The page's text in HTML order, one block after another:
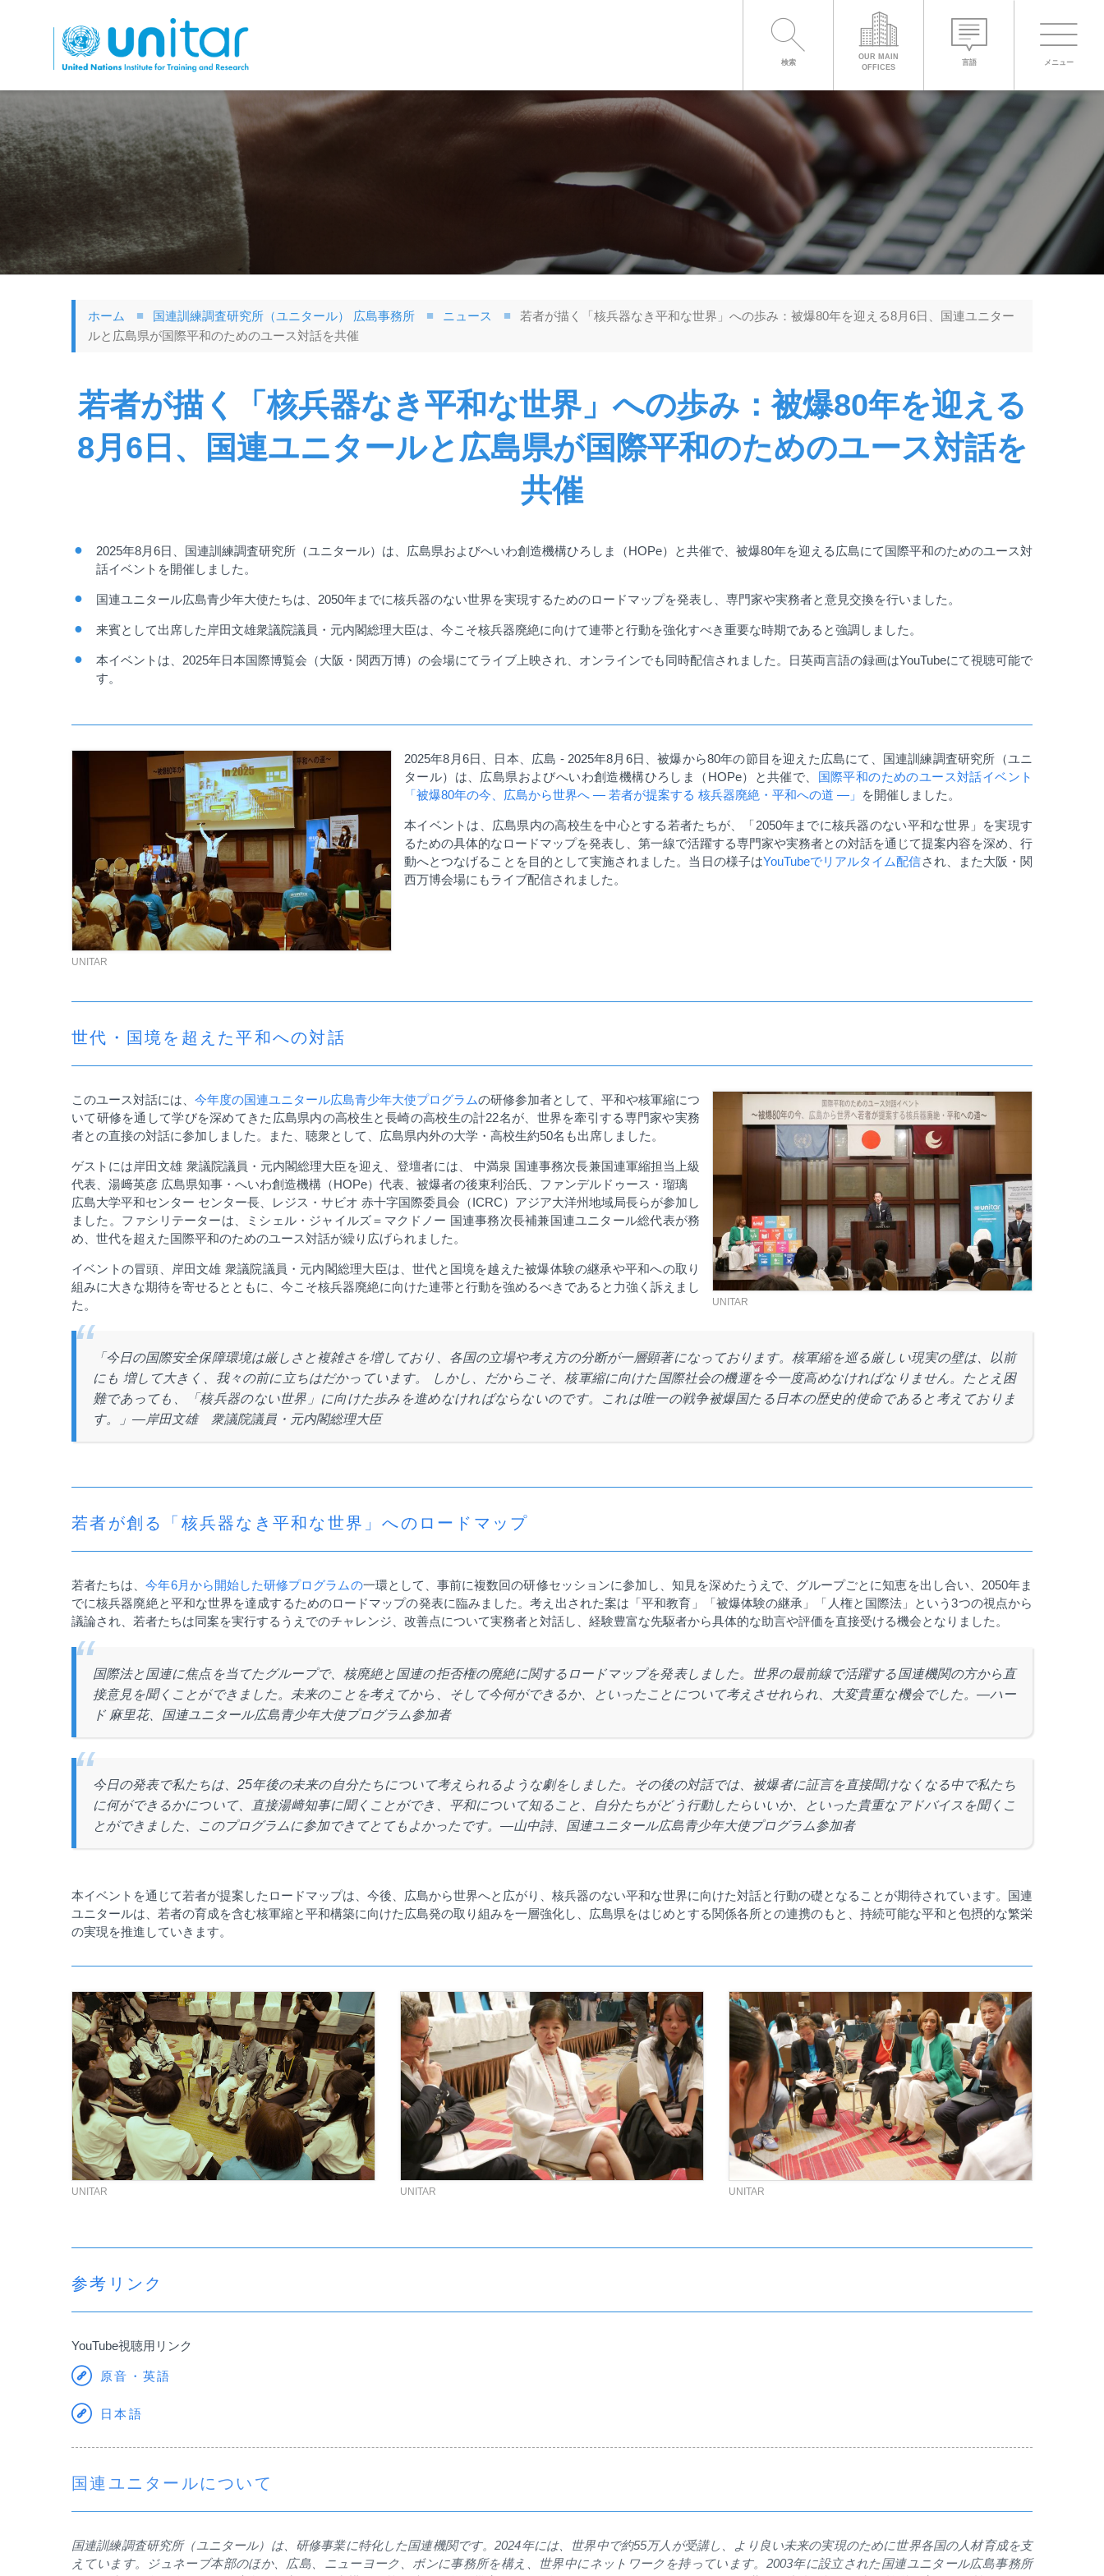
イ
ン
コ
ン
動
検索 言語
OUR MAIN
OFFICES
メニュー
日本語
OFFICE
BONN OFFICE
ホーム 国連訓練調査研究所（ユニタール） 広島事務所 ニュース
若者が描く「核兵器なき平和な世界」への歩み：被爆80年を迎える8月6日、国連ユニター
ルと広島県が国際平和のためのユース対話を共催
若者が描く「核兵器なき平和な世界」への歩み：被爆80年を迎える
8月6日、国連ユニタールと広島県が国際平和のためのユース対話を
共催
2025年8月6日、国連訓練調査研究所（ユニタール）は、広島県およびへいわ創造機構ひろしま（HOPe）と共催で、被爆80年を迎える広島にて国際平和のためのユース対
話イベントを開催しました。
国連ユニタール広島青少年大使たちは、 2050年までに核兵器のない世界を実現するためのロードマップを発表し、専門家や実務者と意見交換を行いました。
来賓として出席した岸田文雄衆議院議員・元内閣総理大臣は、今こそ核兵器廃絶に向けて連帯と行動を強化すべき重要な時期であると強調しました。
本イベントは、 2025年日本国際博覧会（大阪・関西万博）の会場にてライブ上映され、オンラインでも同時配信されました。日英両言語の録画はYouTubeにて視聴可能で
す。
UNITAR
2025年8月6日、日本、広島 - 2025年8月 6日、被爆から80年の節目を迎えた広島にて、国連訓練調査研究所（ユニ
タール）は、広島県およびへいわ創造機構ひろしま（ HOPe）と共催で、 国際平和のためのユース対話イベント
「被爆80年の今、広島から世界へ ― 若者が提案する 核兵器廃絶・平和への道 ― 」 を開催しました。
本イベントは、広島県内の高校生を中心とする若者たちが、「2050年までに核兵器のない平和な世界」を実現す
るための具体的なロードマップを発表し、第一線で活躍する専門家や実務者との対話を通じて提案内容を深め、行
動へとつなげることを目的として実施されました。当日の様子はYouTubeでリアルタイム配信され、また大阪・関
西万博会場にもライブ配信されました。
世代・国境を超えた平和への対話
UNITAR
このユース対話には、 今年度の国連ユニタール広島青少年大使プログラムの研修参加者として、平和や核軍縮につ
いて研修を通して学びを深めてきた広島県内の高校生と長崎の高校生の計22名が、世界を牽引する専門家や実務
者との直接の対話に参加しました。また、聴衆として、広島県内外の大学・高校生約50名も出席しました。
ゲストには岸田文雄 衆議院議員・元内閣総理大臣を迎え、登壇者には、 中満泉 国連事務次長兼国連軍縮担当上級
代表、湯﨑英彦 広島県知事・へいわ創造機構（HOPe）代表、被爆者の後東利治氏、ファンデルドゥース・瑠璃
広島大学平和センター センター長、レジス・サビオ 赤十字国際委員会（ICRC）アジア大洋州地域局長らが参加し
ました。ファシリテーターは、ミシェル・ジャイルズ＝マクドノー 国連事務次長補兼国連ユニタール総代表が務
め、世代を超えた国際平和のためのユース対話が繰り広げられました。
イベントの冒頭、岸田文雄 衆議院議員・元内閣総理大臣は、世代と国境を越えた被爆体験の継承や平和への取り
組みに大きな期待を寄せるとともに、今こそ核兵器廃絶に向けた連帯と行動を強めるべきであると力強く訴えまし
た。
「今日の国際安全保障環境は厳しさと複雑さを増しており、各国の立場や考え方の分断が一層顕著になっております。核軍縮を巡る厳しい現実の壁は、以前
にも 増して大きく、我々の前に立ちはだかっています。 しかし、だからこそ、核軍縮に向けた国際社会の機運を今一度高めなければなりません。たとえ困
難であっても、「核兵器のない世界」に向けた歩みを進めなければならないのです。これは唯一の戦争被爆国たる日本の歴史的使命であると考えておりま
す。」―岸田文雄 衆議院議員・元内閣総理大臣
若者が創る「核兵器なき平和な世界」へのロードマップ
若者たちは、今年6月から開始した研修プログラムの一環として、事前に複数回の研修セッションに参加し、知見を深めたうえで、グループごとに知恵を出し合い、 2050年ま
でに核兵器廃絶と平和な世界を達成するためのロードマップの発表に臨みました。考え出された案は「平和教育」「被爆体験の継承」「人権と国際法」という3つの視点から
議論され、若者たちは同案を実行するうえでのチャレンジ、改善点について実務者と対話し、経験豊富な先駆者から具体的な助言や評価を直接受ける機会となりました。
国際法と国連に焦点を当てたグループで、核廃絶と国連の拒否権の廃絶に関するロードマップを発表しました。世界の最前線で活躍する国連機関の方から直
接意見を聞くことができました。未来のことを考えてから、そして今何ができるか、といったことについて考えさせれられ、大変貴重な機会でした。 ―ハー
ド 麻里花、国連ユニタール広島青少年大使プログラム参加者
今日の発表で私たちは、25年後の未来の自分たちについて考えられるような劇をしました。その後の対話では、被爆者に証言を直接聞けなくなる中で私たち
に何ができるかについて、直接湯﨑知事に聞くことができ、平和について知ること、自分たちがどう行動したらいいか、といった貴重なアドバイスを聞くこ
とができました、このプログラムに参加できてとてもよかったです。 ―山中詩、 国連ユニタール広島青少年大使プログラム参加者
本イベントを通じて若者が提案したロードマップは、今後、広島から世界へと広がり、核兵器のない平和な世界に向けた対話と行動の礎となることが期待されています。国連
ユニタールは、若者の育成を含む核軍縮と平和構築に向けた広島発の取り組みを一層強化し、広島県をはじめとする関係各所との連携のもと、持続可能な平和と包摂的な繁栄
の実現を推進していきます。
UNITAR UNITAR UNITAR
参考リンク
YouTube視聴用リンク
原音・英語
日本語
国連ユニタールについて
国連訓練調査研究所（ユニタール）は、研修事業に特化した国連機関です。2024年には、世界中で約55万人が受講し、より良い未来の実現のために世界各国の人材育成を支
えています。ジュネーブ本部のほか、広島、ニューヨーク、ボンに事務所を構え、世界中にネットワークを持っています。 2003年に設立された国連ユニタール広島事務所